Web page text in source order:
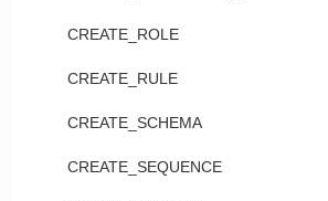
CREATE_ROLE
CREATE_RULE
CREATE_SCHEMA
CREATE_SEQUENCE